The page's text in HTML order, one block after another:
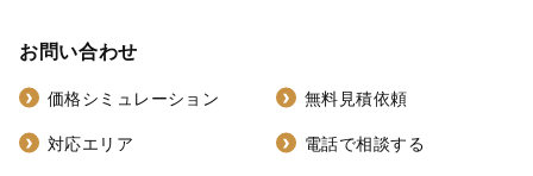
お問い合わせ
価格シミュレーション 無料見積依頼
対応エリア 電話で相談する